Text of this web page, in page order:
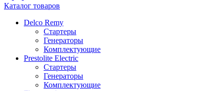
Каталог товаров
Delco Remy
Стартеры
Генераторы
Комплектующие
Prestolite Electric
Стартеры
Генераторы
Комплектующие